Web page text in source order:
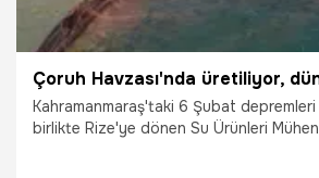
Kahramanmaraş'taki 6 Şubat depremleri
birlikte Rize'ye dönen Su Ürünleri